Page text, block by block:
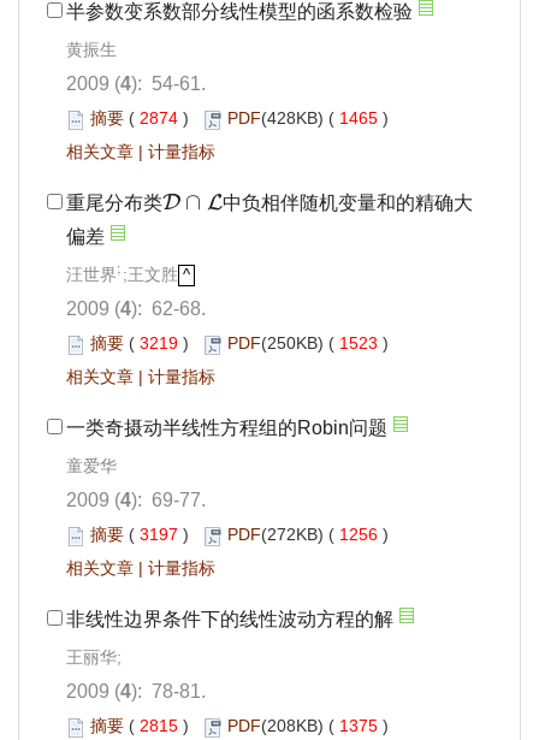
半参数变系数部分线性模型的函系数检验
黄振生
2009 (4): 54-61.
摘要 ( 2874 ) PDF(428KB) ( 1465 )
相关文章 | 计量指标
重尾分布类D ∩ L
D∩L
中负相伴随机变量和的精确大
偏差
汪世界;;;王文胜 ^
^
2009 (4): 62-68.
摘要 ( 3219 ) PDF(250KB) ( 1523 )
相关文章 | 计量指标
一类奇摄动半线性方程组的Robin问题
童爱华
2009 (4): 69-77.
摘要 ( 3197 ) PDF(272KB) ( 1256 )
相关文章 | 计量指标
非线性边界条件下的线性波动方程的解
王丽华;
2009 (4): 78-81.
摘要 ( 2815 ) PDF(208KB) ( 1375 )